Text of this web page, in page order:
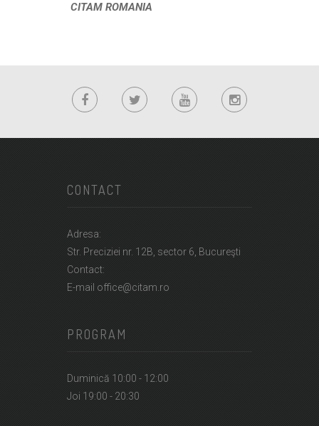
CITAM ROMANIA
CONTACT
Adresa:
Str. Preciziei nr. 12B, sector 6, Bucureşti
Contact:
E-mail office@citam.ro
PROGRAM
Duminică 10:00 - 12:00
Joi 19:00 - 20:30